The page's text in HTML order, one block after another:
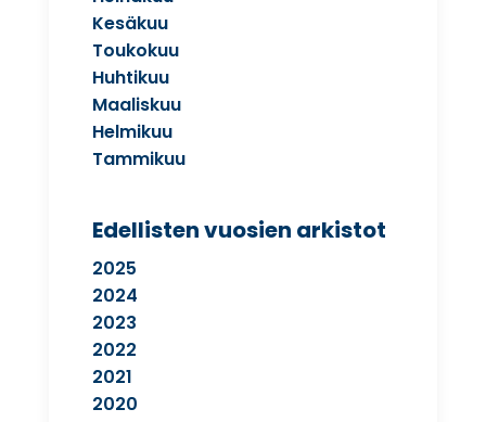
Kesäkuu
Toukokuu
Huhtikuu
Maaliskuu
Helmikuu
Tammikuu
Edellisten vuosien arkistot
2025
2024
2023
2022
2021
2020